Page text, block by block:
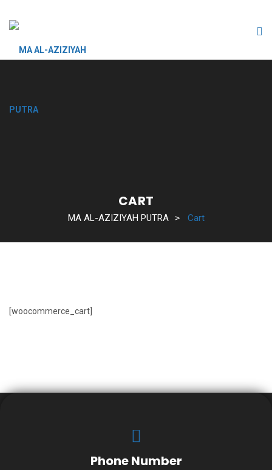
CART
MA AL-AZIZIYAH PUTRA > Cart
[woocommerce_cart]
Phone Number